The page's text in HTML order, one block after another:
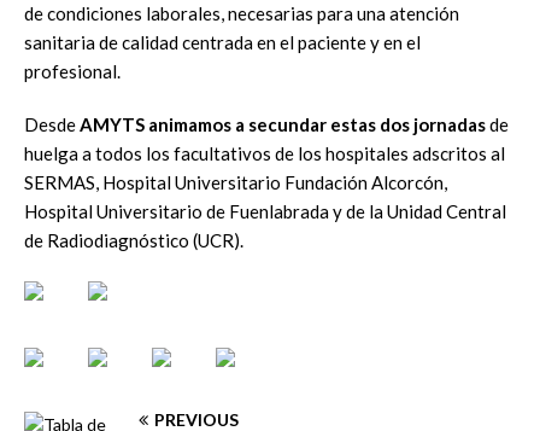
de condiciones laborales, necesarias para una atención
sanitaria de calidad centrada en el paciente y en el
profesional.
DesdeAMYTS animamos a secundar estas dos jornadasde
huelga a todos los facultativos de los hospitales adscritos al
SERMAS, Hospital Universitario Fundación Alcorcón,
Hospital Universitario de Fuenlabrada y de la Unidad Central
de Radiodiagnóstico (UCR).
PREVIOUS